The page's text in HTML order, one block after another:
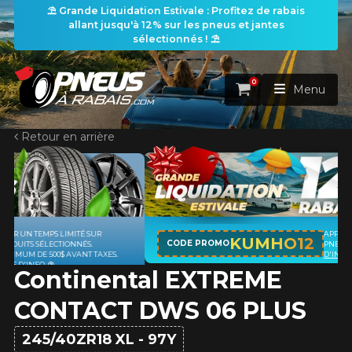
⛱️ Grande Liquidation Estivale : Profitez de rabais
allant jusqu'à 12% sur les pneus et jantes
sélectionnés ! ⛱️
ACCUEIL
PNEUS
RECHERCHE DE PNEUS VOIR TOUT
Rechercher par
Par dimensions Par véhicule
Recherche par dimensions
LARGEUR RAPPORT
ROUES
RECHERCHE DE ROUES VOIR TOUT
Par véhicule
ENSEMBLES
RECHERCHE D'ENSEMBLES
PROMOTIONS
Panier
0
Menu
Retour en arrière
Continental EXTREME​
CONTACT DWS 06 PLUS
245/40ZR18 XL - 97Y
CODE PROMO KUMHO12
APPLICABLE SUR TOUT ACHAT DE 4
PNEUS DE MARQUE KUMHO*
PLUS
D'INFO